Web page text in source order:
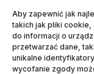
Aby zapewnić jak
takich jak pliki
do informacji o
przetwarzać dane,
unikalne
wycofanie zgody